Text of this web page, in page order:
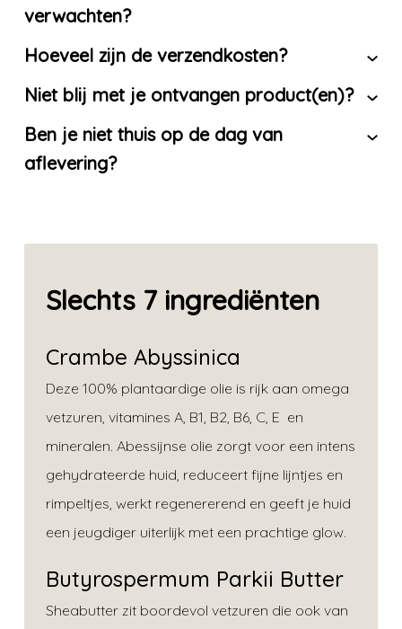
verwachten?
Hoeveel zijn de verzendkosten?
Niet blij met je ontvangen product(en)?
Ben je niet thuis op de dag van
aflevering?
Slechts 7 ingrediënten
Crambe Abyssinica
Deze 100% plantaardige olie is rijk aan omega
vetzuren, vitamines A, B1, B2, B6, C, E en
mineralen. Abessijnse olie zorgt voor een intens
gehydrateerde huid, reduceert fijne lijntjes en
rimpeltjes, werkt regenererend en geeft je huid
een jeugdiger uiterlijk met een prachtige glow.
Butyrospermum Parkii Butter
Sheabutter zit boordevol vetzuren die ook van